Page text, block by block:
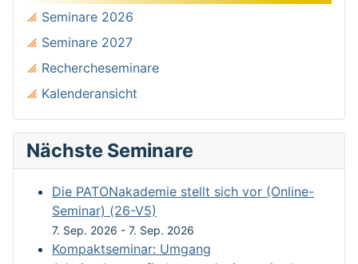
Seminare 2026
Seminare 2027
Rechercheseminare
Kalenderansicht
Nächste Seminare
Die PATONakademie stellt sich vor (Online-
Seminar) (26-V5)
7. Sep. 2026 - 7. Sep. 2026
Kompaktseminar: Umgang